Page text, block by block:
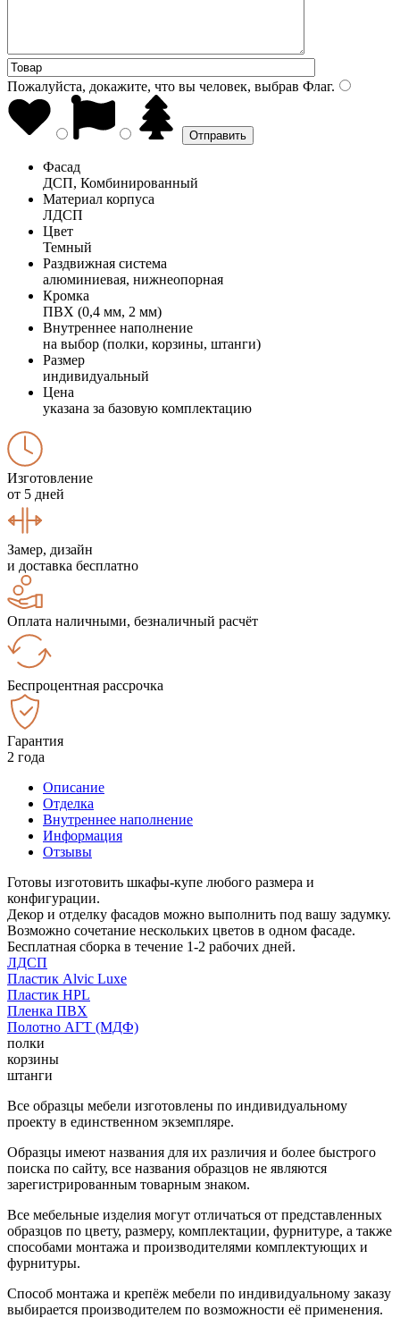
Пожалуйста, докажите, что вы человек, выбрав Флаг.
Фасад
ДСП, Комбинированный
Материал корпуса
ЛДСП
Цвет
Темный
Раздвижная система
алюминиевая, нижнеопорная
Кромка
ПВХ (0,4 мм, 2 мм)
Внутреннее наполнение
на выбор (полки, корзины, штанги)
Размер
индивидуальный
Цена
указана за базовую комплектацию
Изготовление
от 5 дней
Замер, дизайн
и доставка бесплатно
Оплата наличными, безналичный расчёт
Беспроцентная рассрочка
Гарантия
2 года
Описание
Отделка
Внутреннее наполнение
Информация
Отзывы
Готовы изготовить шкафы-купе любого размера и
конфигурации.
Декор и отделку фасадов можно выполнить под вашу задумку.
Возможно сочетание нескольких цветов в одном фасаде.
Бесплатная сборка в течение 1-2 рабочих дней.
ЛДСП
Пластик Alvic Luxe
Пластик HPL
Пленка ПВХ
Полотно АГТ (МДФ)
полки
корзины
штанги
Все образцы мебели изготовлены по индивидуальному
проекту в единственном экземпляре.
Образцы имеют названия для их различия и более быстрого
поиска по сайту, все названия образцов не являются
зарегистрированным товарным знаком.
Все мебельные изделия могут отличаться от представленных
образцов по цвету, размеру, комплектации, фурнитуре, а также
способами монтажа и производителями комплектующих и
фурнитуры.
Способ монтажа и крепёж мебели по индивидуальному заказу
выбирается производителем по возможности её применения.